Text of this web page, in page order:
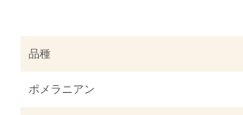
品種
ポメラニアン